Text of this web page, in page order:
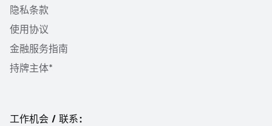
隐私条款
使用协议
金融服务指南
持牌主体*
工作机会 / 联系：